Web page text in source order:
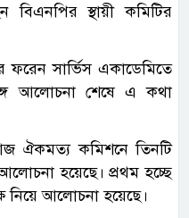
স্থায়ী কমিটির
সার্ভিস একাডেমিতে
আলোচনা শেষে এ কথা
ঐকমত্য কমিশনে তিনটি
হয়েছে। প্রথম হচ্ছে
নিয়ে আলোচনা হয়েছে।